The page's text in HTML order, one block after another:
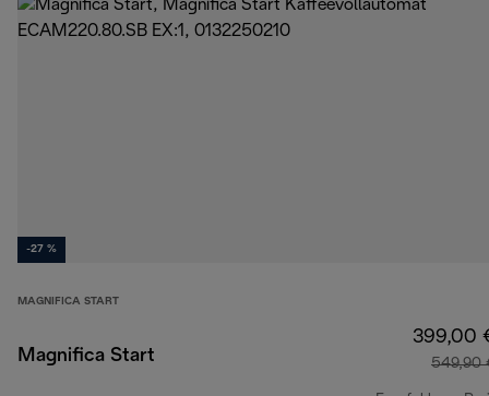
-27 %
MAGNIFICA START
Magnifica Start
399,00
549,90